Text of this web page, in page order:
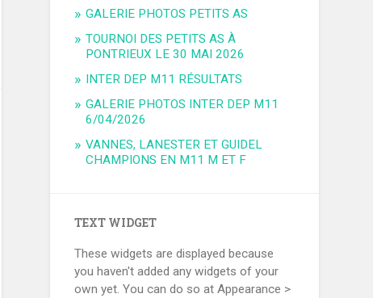
GALERIE PHOTOS PETITS AS
TOURNOI DES PETITS AS À
PONTRIEUX LE 30 MAI 2026
INTER DEP M11 RÉSULTATS
GALERIE PHOTOS INTER DEP M11
6/04/2026
VANNES, LANESTER ET GUIDEL
CHAMPIONS EN M11 M ET F
TEXT WIDGET
These widgets are displayed because
you haven't added any widgets of your
own yet. You can do so at Appearance >